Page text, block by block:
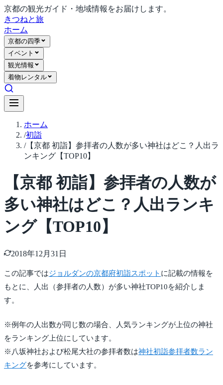
京都の観光ガイド・地域情報をお届けします。
きつねと旅
ホーム
京都の四季
イベント
観光情報
着物レンタル
ホーム
/初詣
/【京都 初詣】参拝者の人数が多い神社はどこ？人出ラ
ンキング【TOP10】
【京都 初詣】参拝者の人数が
多い神社はどこ？人出ランキ
ング【TOP10】
2018年12月31日
この記事ではジョルダンの京都府初詣スポット に記載の情報を
もとに、人出（参拝者の人数）が多い神社TOP10を紹介しま
す。
※例年の人出数が同じ数の場合、人気ランキングが上位の神社
をランキング上位にしています。
※八坂神社および松尾大社の参拝者数は神社初詣参拝者数ラン
キングを参考にしています。